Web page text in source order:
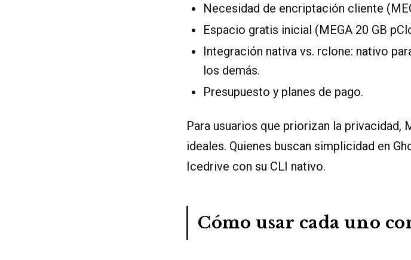
Necesidad de encriptación cliente
Espacio gratis inicial (MEGA 20 GB
Integración nativa vs. rclone: nativo
los demás.
Presupuesto y planes de pago.
Para usuarios que priorizan la privacidad,
ideales. Quienes buscan simplicidad en
Icedrive con su CLI nativo.
Cómo usar cada uno